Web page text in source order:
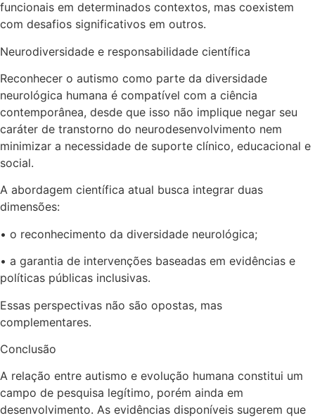
funcionais em determinados contextos, mas coexistem
com desafios significativos em outros.
Neurodiversidade e responsabilidade científica
Reconhecer o autismo como parte da diversidade
neurológica humana é compatível com a ciência
contemporânea, desde que isso não implique negar seu
caráter de transtorno do neurodesenvolvimento nem
minimizar a necessidade de suporte clínico, educacional e
social.
A abordagem científica atual busca integrar duas
dimensões:
• o reconhecimento da diversidade neurológica;
• a garantia de intervenções baseadas em evidências e
políticas públicas inclusivas.
Essas perspectivas não são opostas, mas
complementares.
Conclusão
A relação entre autismo e evolução humana constitui um
campo de pesquisa legítimo, porém ainda em
desenvolvimento. As evidências disponíveis sugerem que